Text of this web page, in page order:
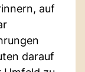
auf
darauf